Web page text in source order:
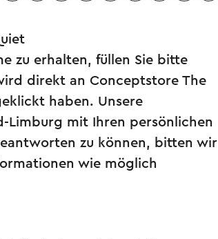
zu erhalten, füllen Sie bitte
direkt an Conceptstore The
haben. Unsere
Limburg mit Ihren persönlichen
zu können, bitten wir
wie möglich